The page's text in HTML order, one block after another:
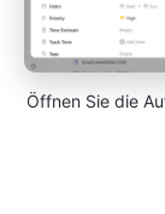
Öffnen Sie die